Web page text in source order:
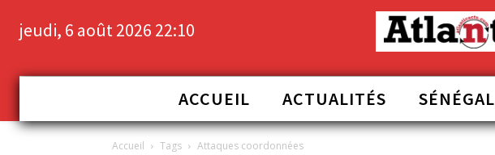
jeudi, 6 août 2026 22:10
ACCUEIL ACTUALITÉS SÉNÉGAL
Accueil Tags Attaques coordonnées